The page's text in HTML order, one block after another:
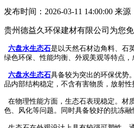
发布时间：2026-03-11 14:00:00 来源
贵州德益久环保建材有限公司为您
六盘水生态石是以天然石材边角料、石
绿色环保、性能均衡、外观美观等特点
六盘水生态石具备较为突出的环保优势
品内部结构稳定，不含有害物质，放射
在物理性能方面，生态石表现稳定。材
色、风化等问题。同时具备较好的抗冻